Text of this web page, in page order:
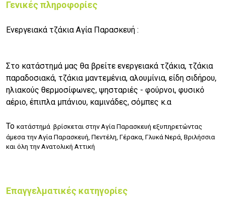
Γενικές πληροφορίες
Ενεργειακά τζάκια Αγία Παρασκευή :
Στο κατάστημά μας θα βρείτε ενεργειακά τζάκια, τζάκια
παραδοσιακά, τζάκια μαντεμένια, αλουμίνια, είδη σιδήρου,
ηλιακούς θερμοσίφωνες, ψησταριές - φούρνοι, φυσικό
αέριο, έπιπλα μπάνιου, καμινάδες, σόμπες κ.α
Το κατάστημά βρίσκεται στην Αγία Παρασκευή εξυπηρετώντας
άμεσα την Αγία Παρασκευή, Πεντέλη, Γέρακα, Γλυκά Νερά, Βριλήσσια
και όλη την Ανατολική Αττική
Επαγγελματικές κατηγορίες